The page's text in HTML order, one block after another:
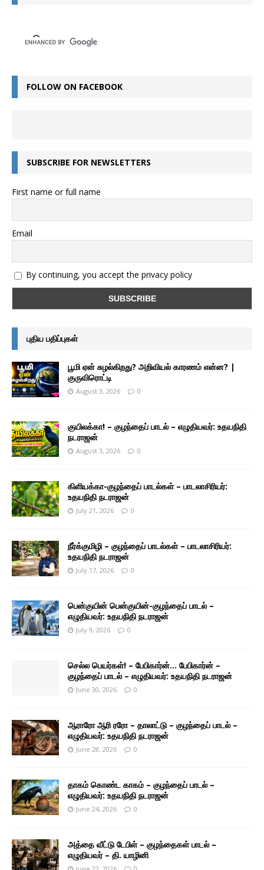
FOLLOW ON FACEBOOK
SUBSCRIBE FOR NEWSLETTERS
First name or full name
Email
By continuing, you accept the privacy policy
புதிய பதிப்புகள்
பூமி ஏன் சுழல்கிறது? அறிவியல் காரணம் என்ன? |
குருவிரொட்டி
August 3, 2026 0
குயிலக்கா! – குழந்தைப் பாடல் – எழுதியவர்: உதயநிதி
நடராஜன்
August 3, 2026 0
கிளியக்கா-குழந்தைப் பாடல்கள் – பாடலாசிரியர்:
உதயநிதி நடராஜன்
July 21, 2026 0
நீர்க்குமிழி – குழந்தைப் பாடல்கள் – பாடலாசிரியர்:
உதயநிதி நடராஜன்
July 17, 2026 0
பென்குயின் பென்குயின்-குழந்தைப் பாடல் –
எழுதியவர்: உதயநிதி நடராஜன்
July 9, 2026 0
செல்ல பெயர்கள்! – பேபிகார்ன்… பேபிகார்ன் –
குழந்தைப் பாடல் – எழுதியவர்: உதயநிதி நடராஜன்
June 30, 2026 0
ஆராரோ ஆரி ரரோ – தாலாட்டு – குழந்தைப் பாடல் –
எழுதியவர்: உதயநிதி நடராஜன்
June 28, 2026 0
தாகம் கொண்ட காகம் – குழந்தைப் பாடல் –
எழுதியவர்: உதயநிதி நடராஜன்
June 24, 2026 0
அத்தை வீட்டு டேபிள் – குழந்தைகள் பாடல் –
எழுதியவர் – தி. யாழினி